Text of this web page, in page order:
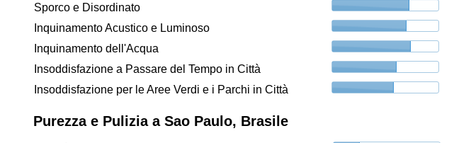
Sporco e Disordinato
Inquinamento Acustico e Luminoso
Inquinamento dell'Acqua
Insoddisfazione a Passare del Tempo in Città
Insoddisfazione per le Aree Verdi e i Parchi in Città
Purezza e Pulizia a Sao Paulo, Brasile